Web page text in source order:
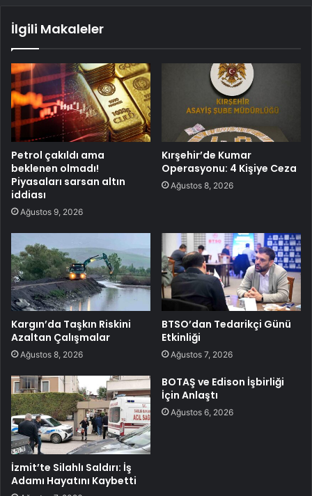
İlgili Makaleler
Petrol çakıldı ama
beklenen olmadı!
Piyasaları sarsan altın
iddiası
Ağustos 9, 2026
Kırşehir’de Kumar
Operasyonu: 4 Kişiye Ceza
Ağustos 8, 2026
Kargın’da Taşkın Riskini
Azaltan Çalışmalar
Ağustos 8, 2026
BTSO’dan Tedarikçi Günü
Etkinliği
Ağustos 7, 2026
İzmit’te Silahlı Saldırı: İş
Adamı Hayatını Kaybetti
BOTAŞ ve Edison İşbirliği
İçin Anlaştı
Ağustos 6, 2026